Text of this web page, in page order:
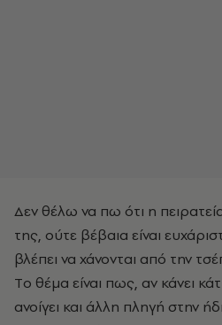
Δεν θέλω να πω ότι η
της, ούτε βέβαια είναι
βλέπει να χάνονται από την
Tο θέμα είναι πως, αν κάνει
ανοίγει και άλλη πληγή στην